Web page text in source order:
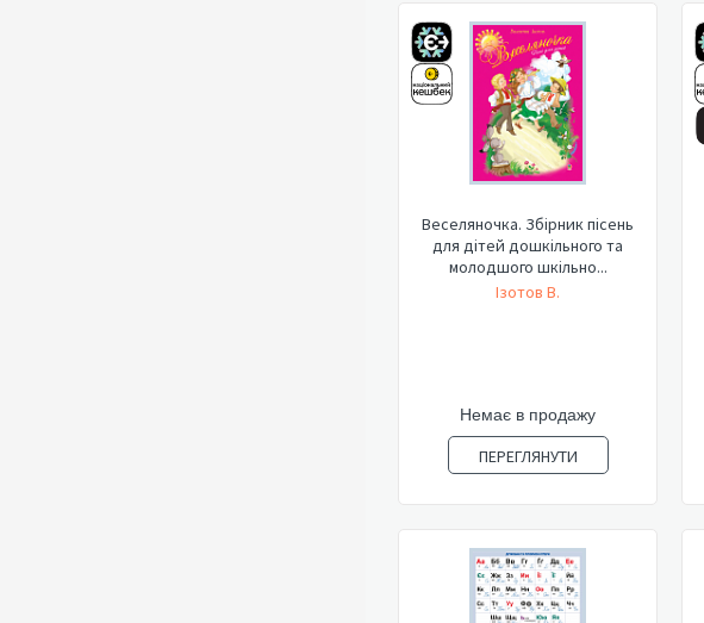
Веселяночка. Збірник пісень
для дітей дошкільного та
молодшого шкільно...
Ізотов В.
Немає в продажу
ПЕРЕГЛЯНУТИ